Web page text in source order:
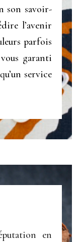
son savoir-
l’avenir
parfois
garanti
service
en